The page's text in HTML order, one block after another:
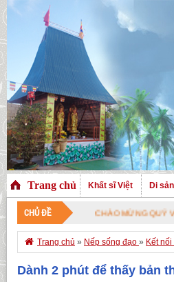
Trang chủ Khất sĩ Việt Di
CHỦ ĐỀ CHÀO MỪNG QUÝ VỊ ĐÃ
 Trang chủ » Nếp sống đạo » Kết
Dành 2 phút để thấy bản